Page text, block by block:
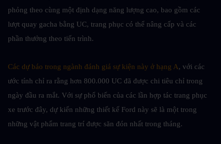
phỏng theo cùng một định dạng năng lượng cao, bao gồm các
lượt quay gacha bằng UC, trang phục có thể nâng cấp và các
phần thưởng theo tiến trình.
Các dự báo trong ngành đánh giá sự kiện này ở hạng A, với các
ước tính chỉ ra rằng hơn 800.000 UC đã được chi tiêu chỉ trong
ngày đầu ra mắt. Với sự phổ biến của các lần hợp tác trang phục
xe trước đây, dự kiến những thiết kế Ford này sẽ là một trong
những vật phẩm trang trí được săn đón nhất trong tháng.